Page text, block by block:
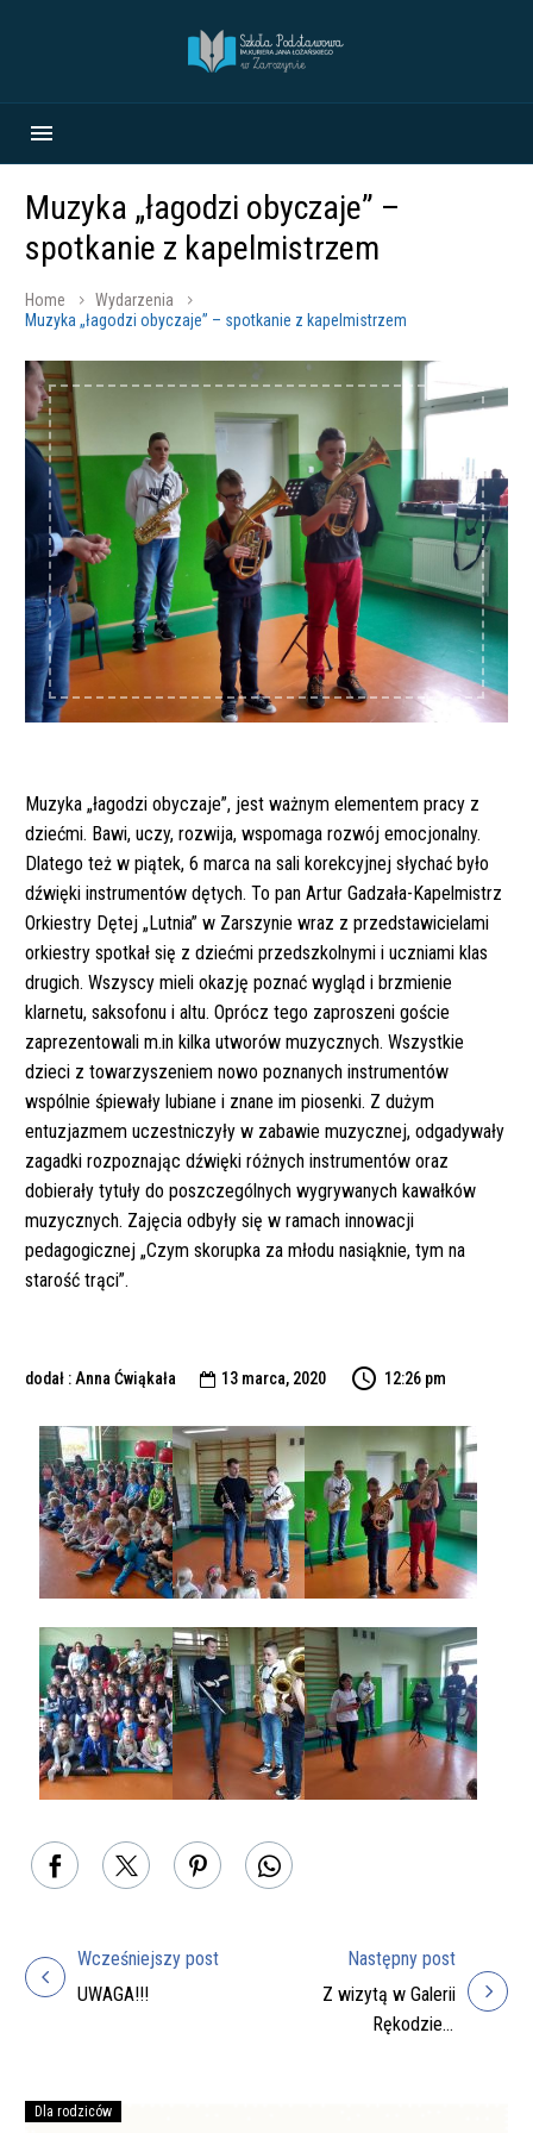
Muzyka „łagodzi obyczaje” –
spotkanie z kapelmistrzem
Home
Wydarzenia
Muzyka „łagodzi obyczaje” – spotkanie z kapelmistrzem
Muzyka „łagodzi obyczaje”, jest ważnym elementem pracy z
dziećmi. Bawi, uczy, rozwija, wspomaga rozwój emocjonalny.
Dlatego też w piątek, 6 marca na sali korekcyjnej słychać było
dźwięki instrumentów dętych. To pan Artur Gadzała-Kapelmistrz
Orkiestry Dętej „Lutnia” w Zarszynie wraz z przedstawicielami
orkiestry spotkał się z dziećmi przedszkolnymi i uczniami klas
drugich. Wszyscy mieli okazję poznać wygląd i brzmienie
klarnetu, saksofonu i altu. Oprócz tego zaproszeni goście
zaprezentowali m.in kilka utworów muzycznych. Wszystkie
dzieci z towarzyszeniem nowo poznanych instrumentów
wspólnie śpiewały lubiane i znane im piosenki. Z dużym
entuzjazmem uczestniczyły w zabawie muzycznej, odgadywały
zagadki rozpoznając dźwięki różnych instrumentów oraz
dobierały tytuły do poszczególnych wygrywanych kawałków
muzycznych. Zajęcia odbyły się w ramach innowacji
pedagogicznej „Czym skorupka za młodu nasiąknie, tym na
starość trąci”.
dodał : Anna Ćwiąkała  13 marca, 2020 12:26 pm
Nawigacja
Wcześniejszy post
UWAGA!!!
Następny post
Z wizytą w Galerii
Rękodzieła
Dla rodziców